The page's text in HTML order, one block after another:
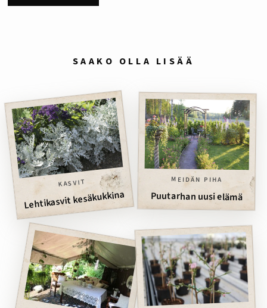
SAAKO OLLA LISÄÄ
KASVIT
Lehtikasvit kesäkukkina
MEIDÄN PIHA
Puutarhan uusi elämä